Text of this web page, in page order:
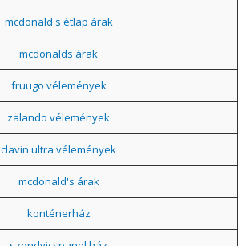
mcdonald's étlap árak
mcdonalds árak
fruugo vélemények
zalando vélemények
clavin ultra vélemények
mcdonald's árak
konténerház